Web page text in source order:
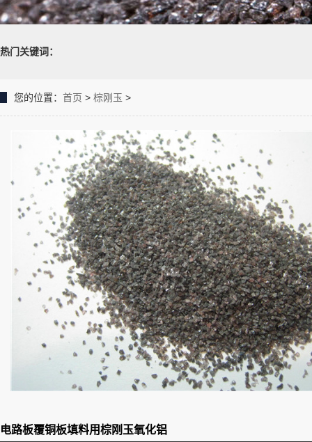
热门关键词：
您的位置： 首页 > 棕刚玉 >
电路板覆铜板填料用棕刚玉氧化铝